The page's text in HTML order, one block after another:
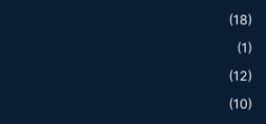
(18)
(1)
(12)
(10)